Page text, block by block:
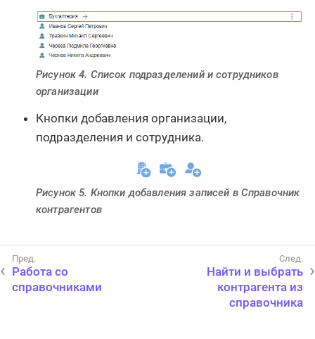
Рисунок 4. Список подразделений и сотрудников
организации
Кнопки добавления организации,
подразделения и сотрудника.
Рисунок 5. Кнопки добавления записей в Справочник
контрагентов
Работа со
справочниками
Найти и выбрать
контрагента из
справочника